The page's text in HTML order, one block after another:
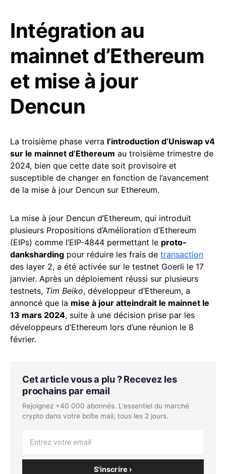
Intégration au
mainnet d’Ethereum
et mise à jour
Dencun
La troisième phase verra l’introduction d’Uniswap v4
sur le mainnet d’Ethereum au troisième trimestre de
2024, bien que cette date soit provisoire et
susceptible de changer en fonction de l’avancement
de la mise à jour Dencun sur Ethereum.
La mise à jour Dencun d’Ethereum, qui introduit
plusieurs Propositions d’Amélioration d’Ethereum
(EIPs) comme l’EIP-4844 permettant le proto-
danksharding pour réduire les frais de transaction
des layer 2, a été activée sur le testnet Goerli le 17
janvier. Après un déploiement réussi sur plusieurs
testnets, Tim Beiko, développeur d’Ethereum, a
annoncé que la mise à jour atteindrait le mainnet le
13 mars 2024, suite à une décision prise par les
développeurs d’Ethereum lors d’une réunion le 8
février.
Cet article vous a plu ? Recevez les
prochains par email
Rejoignez +40 000 abonnés. L'essentiel du marché
crypto dans votre boîte mail, tous les 2 jours.
S'inscrire ›